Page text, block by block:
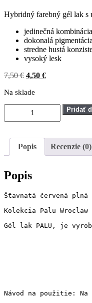
Hybridný farebný gél lak s
jedinečná
dokonalá
stredne hustá
vysoký lesk
7,50€ Pôvodná
bola:
4,50 €Aktuálna
Na sklade
Wroclaw
11ml
Pridať
Popis Recenzie (0)
Popis
Šťavnatá červená
Kolekcia Palu
Gél lak PALU, je